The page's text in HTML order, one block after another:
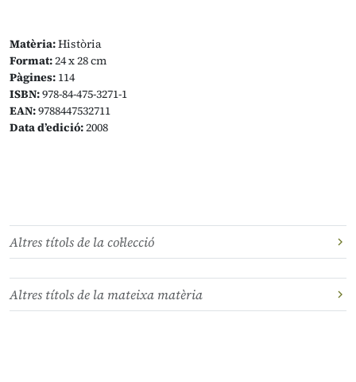
Matèria:Història
Format:24 x 28 cm
Pàgines: 114
ISBN:978-84-475-3271-1
EAN:9788447532711
Data d’edició:2008
Altres títols de la col·lecció
Altres títols de la mateixa matèria